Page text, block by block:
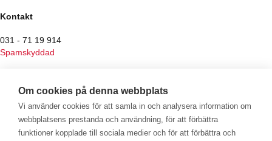
Om cookies på denna webbplats
Vi använder cookies för att samla in och analysera information om
webbplatsens prestanda och användning, för att förbättra
funktioner kopplade till sociala medier och för att förbättra och
Kontakt
031 - 71 19 914
Spamskyddad
436 34 Sisjön
Vardagar 10:00 - 18:00